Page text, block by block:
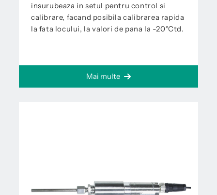
insurubeaza in setul pentru control si
calibrare, facand posibila calibrarea rapida
la fata locului, la valori de pana la -20°Ctd.
Mai multe